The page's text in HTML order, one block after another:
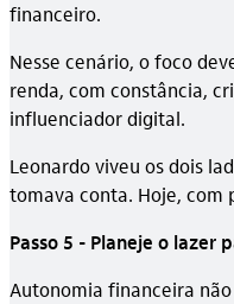
financeiro.
Nesse cenário, o foco
renda, com constância,
influenciador digital.
Leonardo viveu os dois
tomava conta. Hoje, com
Passo 5 - Planeje o lazer
Autonomia financeira